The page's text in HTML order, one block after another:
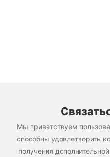
Мы приветствуем
способны удовлетворить
получения